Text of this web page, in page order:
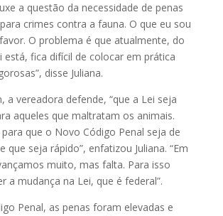
a questão da necessidade de penas
crimes contra a fauna. O que eu sou
O problema é que atualmente, do
está, fica difícil de colocar em prática
disse Juliana.
a vereadora defende, “que a Lei seja
aqueles que maltratam os animais.
que o Novo Código Penal seja de
que seja rápido”, enfatizou Juliana. “Em
muito, mas falta. Para isso
a mudança na Lei, que é federal”.
Penal, as penas foram elevadas e